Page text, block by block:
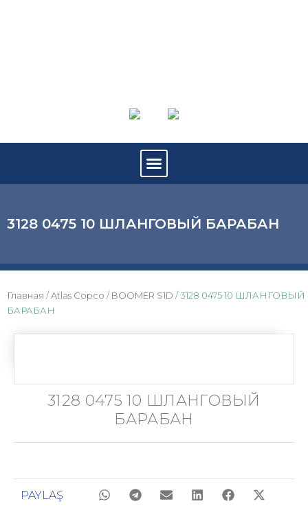
3128 0475 10 ШЛАНГОВЫЙ БАРАБАН
Главная /Atlas Copco /BOOMER S1D / 3128 0475 10 ШЛАНГОВЫЙ
БАРАБАН
3128 0475 10 ШЛАНГОВЫЙ
БАРАБАН
PAYLAŞ